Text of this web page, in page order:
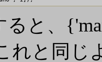
と、
れと同じ